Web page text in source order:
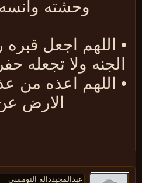
وحشته وانسه
اللهم اجعل قبره
ولا تجعله
اللهم اعذه من
الارض عن